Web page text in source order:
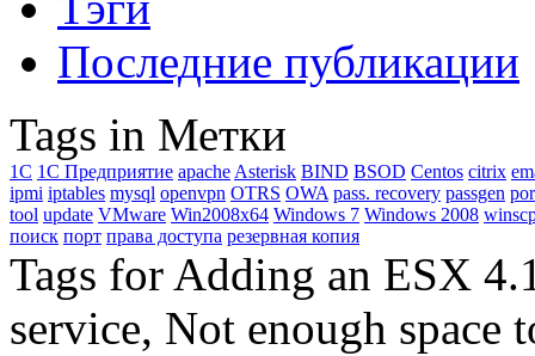
Последние публикации
Tags in Метки
1C 1С Предприятие apache Asterisk BIND BSOD Centos citrix
ipmi iptables mysql openvpn OTRS OWA pass. recovery passgen
tool update VMware Win2008x64 Windows 7 Windows 2008
поиск порт права доступа резервная копия
Tags for Adding an ESX
service, Not enough space